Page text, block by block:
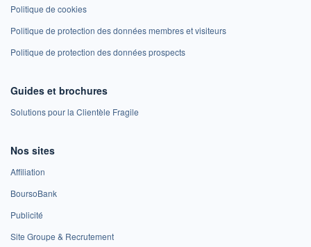
Politique de cookies
Politique de protection des données membres et visiteurs
Politique de protection des données prospects
Guides et brochures
Solutions pour la Clientèle Fragile
Nos sites
Affiliation
BoursoBank
Publicité
Site Groupe & Recrutement